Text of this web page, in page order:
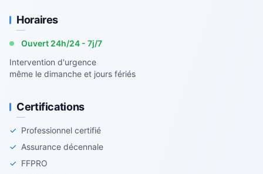
Horaires
Ouvert 24h/24 - 7j/7
Intervention d'urgence
même le dimanche et jours fériés
Certifications
✓ Professionnel certifié
✓ Assurance décennale
✓ FFPRO